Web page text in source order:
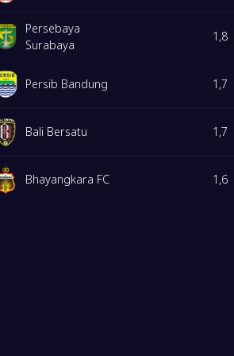
Padang
1
Persebaya
Surabaya
1,8
Persib Bandung 1,7
Bali Bersatu 1,7
Bhayangkara FC 1,6